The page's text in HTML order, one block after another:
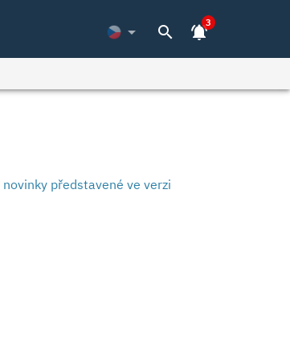
arrow_drop_down search notifications_active3
novinky představené ve verzi